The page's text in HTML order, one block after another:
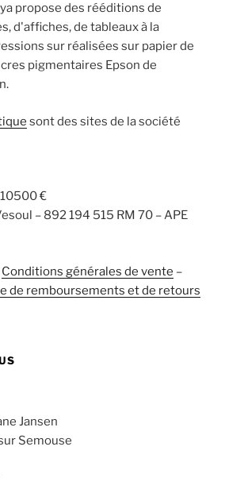
propose des rééditions de
d'affiches, de tableaux à la
sur réalisées sur papier de
pigmentaires Epson de
sont des sites de la société
€
– 892 194 515 RM 70 – APE
Conditions générales de vente –
de remboursements et de retours
Jansen
Semouse